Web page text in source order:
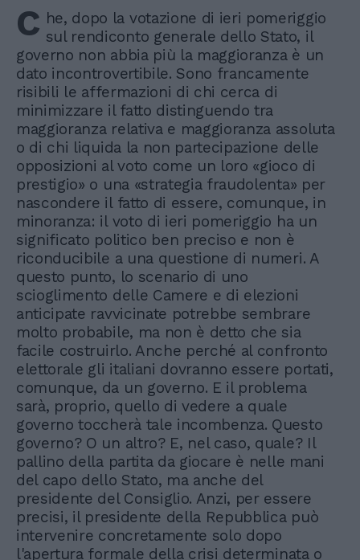
C he, dopo la votazione di ieri pomeriggio
sul rendiconto generale dello Stato, il
governo non abbia più la maggioranza è un
dato incontrovertibile. Sono francamente
risibili le affermazioni di chi cerca di
minimizzare il fatto distinguendo tra
maggioranza relativa e maggioranza assoluta
o di chi liquida la non partecipazione delle
opposizioni al voto come un loro «gioco di
prestigio» o una «strategia fraudolenta» per
nascondere il fatto di essere, comunque, in
minoranza: il voto di ieri pomeriggio ha un
significato politico ben preciso e non è
riconducibile a una questione di numeri. A
questo punto, lo scenario di uno
scioglimento delle Camere e di elezioni
anticipate ravvicinate potrebbe sembrare
molto probabile, ma non è detto che sia
facile costruirlo. Anche perché al confronto
elettorale gli italiani dovranno essere portati,
comunque, da un governo. E il problema
sarà, proprio, quello di vedere a quale
governo toccherà tale incombenza. Questo
governo? O un altro? E, nel caso, quale? Il
pallino della partita da giocare è nelle mani
del capo dello Stato, ma anche del
presidente del Consiglio. Anzi, per essere
precisi, il presidente della Repubblica può
intervenire concretamente solo dopo
l'apertura formale della crisi determinata o